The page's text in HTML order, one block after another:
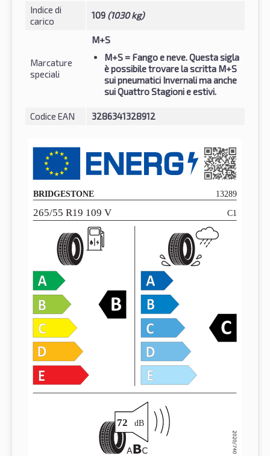
Indice di
carico
109 (1030 kg)
Marcature
speciali
M+S
M+S = Fango e neve. Questa sigla
è possibile trovare la scritta M+S
sui pneumatici Invernali ma anche
sui Quattro Stagioni e estivi.
Codice EAN 3286341328912